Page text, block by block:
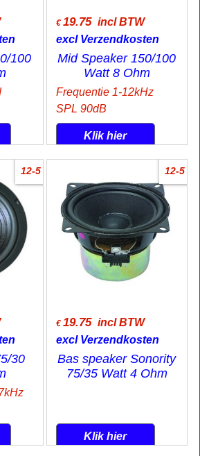
100
€ 19.75 incl BTW
excl Verzendkosten
Mid Speaker 150/100
Watt 8 Ohm
Frequentie 1-12kHz
SPL 90dB
Klik hier
12-5
30
12-5
€ 19.75 incl BTW
excl Verzendkosten
Bas speaker Sonority
75/35 Watt 4 Ohm
Klik hier